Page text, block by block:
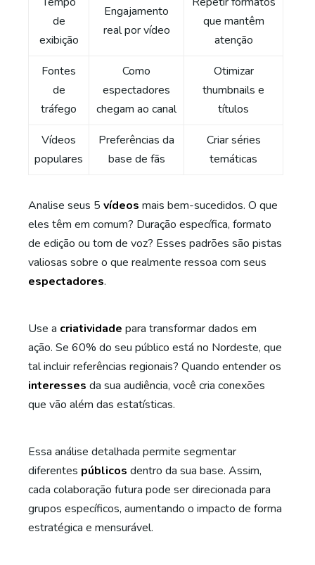
de
exibição
Engajamento
real por vídeo
que mantêm
atenção
Fontes
de
tráfego
Como
espectadores
chegam ao canal
Otimizar
thumbnails e
títulos
Vídeos
populares
Preferências da
base de fãs
Criar séries
temáticas
Analise seus 5 vídeos mais bem-sucedidos. O que
eles têm em comum? Duração específica, formato
de edição ou tom de voz? Esses padrões são pistas
valiosas sobre o que realmente ressoa com seus
espectadores.
Use a criatividade para transformar dados em
ação. Se 60% do seu público está no Nordeste, que
tal incluir referências regionais? Quando entender os
interesses da sua audiência, você cria conexões
que vão além das estatísticas.
Essa análise detalhada permite segmentar
diferentes públicos dentro da sua base. Assim,
cada colaboração futura pode ser direcionada para
grupos específicos, aumentando o impacto de forma
estratégica e mensurável.